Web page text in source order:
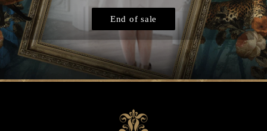
End of sale